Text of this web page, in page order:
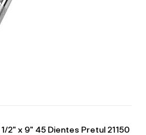
2" x 9" 45 Dientes Pretul 21150